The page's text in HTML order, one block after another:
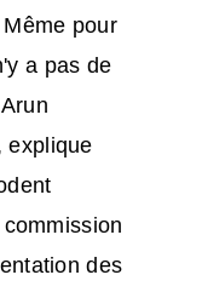
pour
a pas de
explique
des